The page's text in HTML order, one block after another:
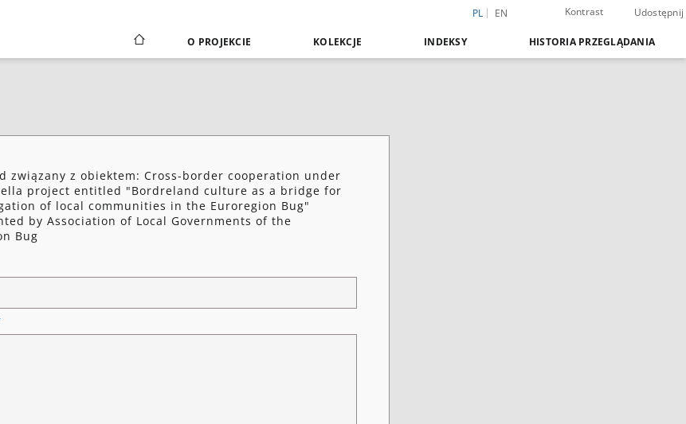
PL EN Kontrast Udostępnij
O PROJEKCIE KOLEKCJE INDEKSY HISTORIA PRZEGLĄDANIA
związany z obiektem: Cross-border cooperation under
project entitled "Bordreland culture as a bridge for
of local communities in the Euroregion Bug"
by Association of Local Governments of the
Bug